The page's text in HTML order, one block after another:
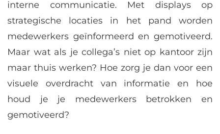
interne communicatie. Met displays op
strategische locaties in het pand worden
medewerkers geïnformeerd en gemotiveerd.
Maar wat als je collega’s niet op kantoor zijn
maar thuis werken? Hoe zorg je dan voor een
visuele overdracht van informatie en hoe
houd je je medewerkers betrokken en
gemotiveerd?